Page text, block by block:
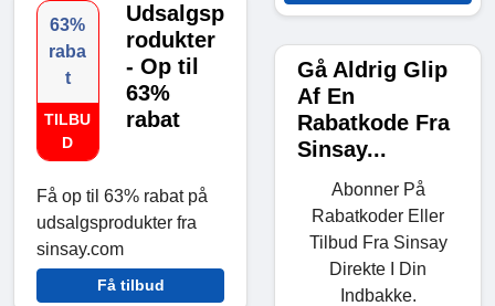
63%
raba
t
TILBU
D
Udsalgsp
rodukter
- Op til
63%
rabat
Få op til 63% rabat på
udsalgsprodukter fra
sinsay.com
Få tilbud
Gå Aldrig Glip
Af En
Rabatkode Fra
Sinsay...
Abonner På
Rabatkoder Eller
Tilbud Fra Sinsay
Direkte I Din
Indbakke.